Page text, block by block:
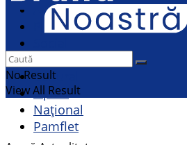
Actualitate
Politic
Cultural
Opinii
Național
Pamflet
No Result
View All Result